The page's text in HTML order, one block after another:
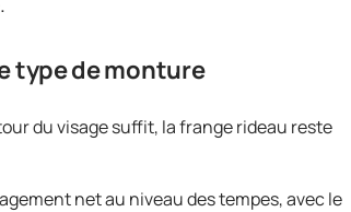
type de monture
du visage suffit, la frange rideau reste
net au niveau des tempes, avec le